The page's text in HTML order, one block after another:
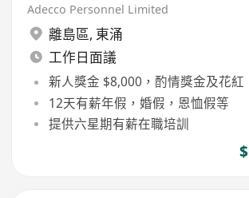
Adecco Personnel Limited
離島區, 東涌
工作日面議
新人獎金 $8,000，酌情獎金及花紅
12天有薪年假，婚假，恩恤假等
提供六星期有薪在職培訓